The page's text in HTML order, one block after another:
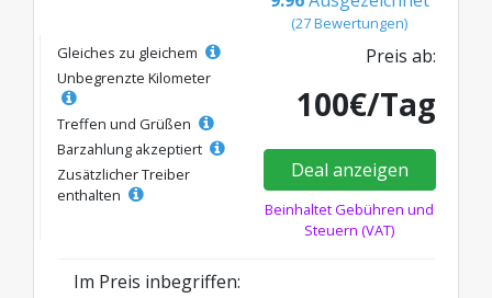
(27 Bewertungen)
Gleiches zu gleichem
Unbegrenzte Kilometer
Treffen und Grüßen
Barzahlung akzeptiert
Zusätzlicher Treiber
enthalten
Preis ab:
100€/Tag
Deal anzeigen
Beinhaltet Gebühren und
Steuern (VAT)
Im Preis inbegriffen: